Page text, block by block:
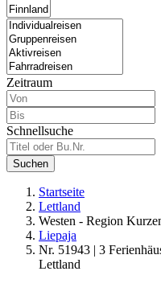
Zeitraum
Schnellsuche
Suchen
Startseite
Lettland
Westen - Region
Liepaja
Nr. 51943 | 3
Lettland